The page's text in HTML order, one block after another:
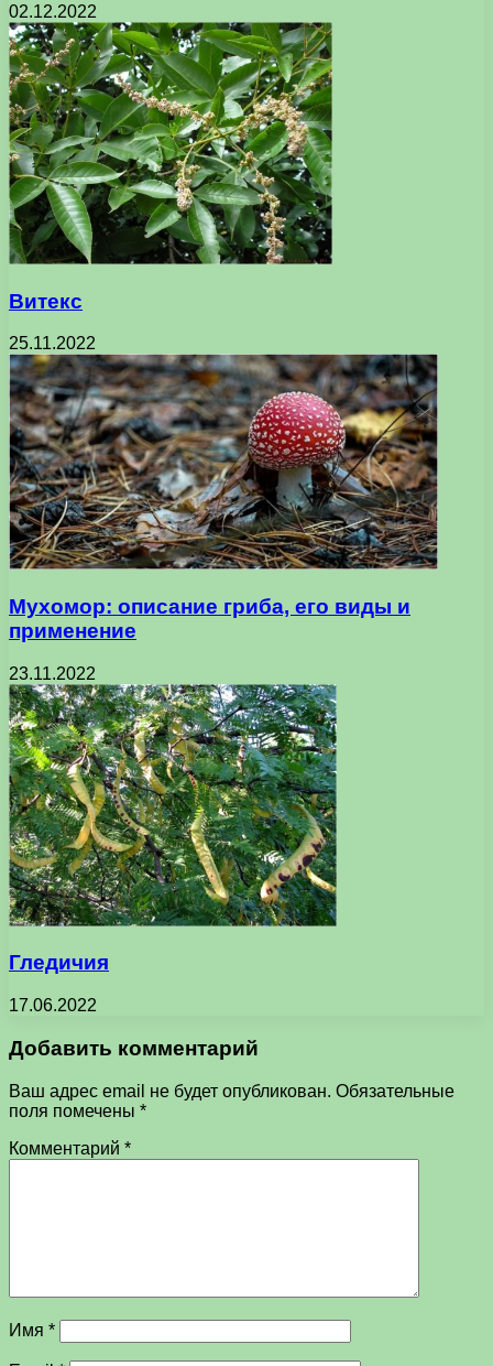
02.12.2022
Витекс
25.11.2022
Мухомор: описание гриба, его виды и
применение
23.11.2022
Гледичия
17.06.2022
Добавить комментарий
Ваш адрес email не будет опубликован. Обязательные
поля помечены *
Комментарий *
Имя *